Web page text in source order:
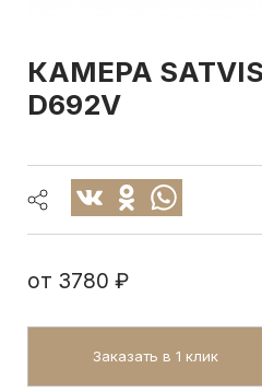
КАМЕРА
D692V
от 3780 ₽
Заказать в 1 клик